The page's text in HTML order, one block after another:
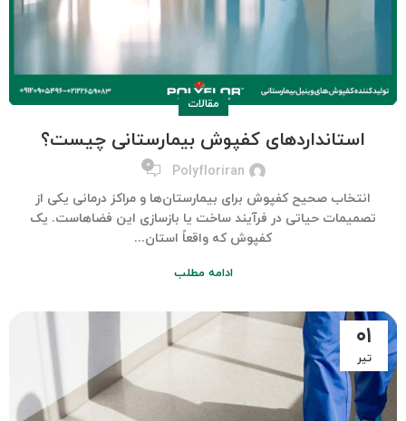
مقالات
استانداردهای کفپوش بیمارستانی چیست؟
Polyfloriran ۰
انتخاب صحیح کفپوش برای بیمارستان‌ها و مراکز درمانی یکی از
تصمیمات حیاتی در فرآیند ساخت یا بازسازی این فضاهاست. یک
کفپوش که واقعاً استان...
ادامه مطلب
۰۱
تیر